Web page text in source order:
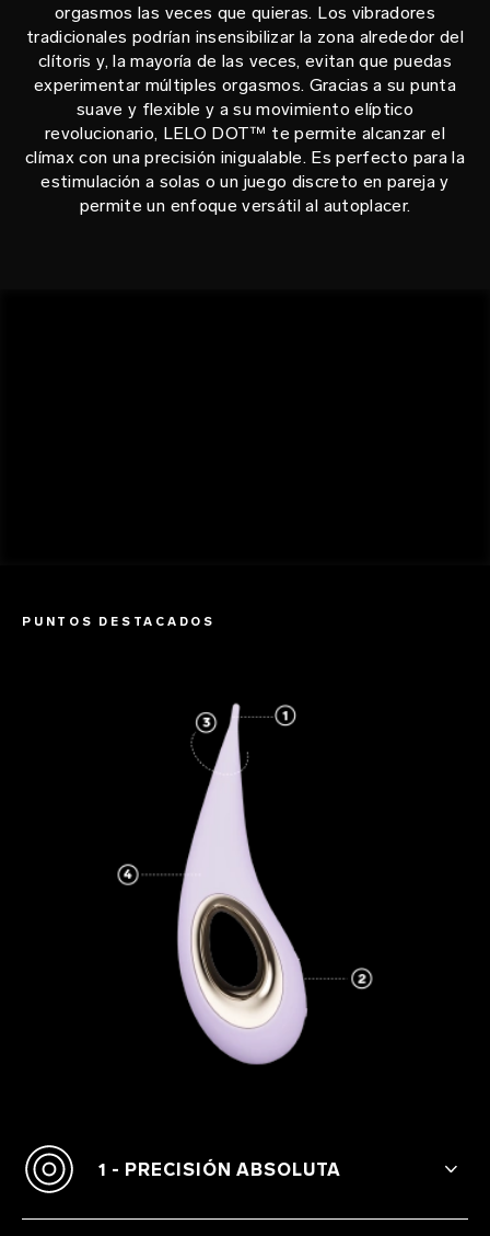
orgasmos las veces que quieras. Los vibradores
tradicionales podrían insensibilizar la zona alrededor del
clítoris y, la mayoría de las veces, evitan que puedas
experimentar múltiples orgasmos. Gracias a su punta
suave y flexible y a su movimiento elíptico
revolucionario, LELO DOT™ te permite alcanzar el
clímax con una precisión inigualable. Es perfecto para la
estimulación a solas o un juego discreto en pareja y
permite un enfoque versátil al autoplacer.
PUNTOS DESTACADOS
1 - PRECISIÓN ABSOLUTA
Su punta suave y flexible en forma de